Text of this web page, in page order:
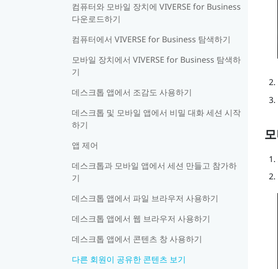
컴퓨터와 모바일 장치에 VIVERSE for Business
다운로드하기
컴퓨터에서 VIVERSE for Business 탐색하기
모바일 장치에서 VIVERSE for Business 탐색하
기
데스크톱 앱에서 조감도 사용하기
데스크톱 및 모바일 앱에서 비밀 대화 세션 시작
하기
앱 제어
데스크톱과 모바일 앱에서 세션 만들고 참가하
기
데스크톱 앱에서 파일 브라우저 사용하기
데스크톱 앱에서 웹 브라우저 사용하기
데스크톱 앱에서 콘텐츠 창 사용하기
다른 회원이 공유한 콘텐츠 보기